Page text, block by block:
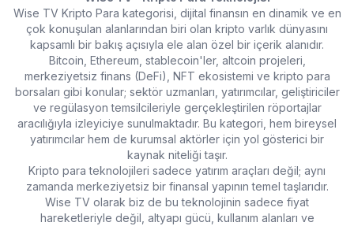
Wise TV Kripto Para kategorisi, dijital finansın en dinamik ve en
çok konuşulan alanlarından biri olan kripto varlık dünyasını
kapsamlı bir bakış açısıyla ele alan özel bir içerik alanıdır.
Bitcoin, Ethereum, stablecoin'ler, altcoin projeleri,
merkeziyetsiz finans (DeFi), NFT ekosistemi ve kripto para
borsaları gibi konular; sektör uzmanları, yatırımcılar, geliştiriciler
ve regülasyon temsilcileriyle gerçekleştirilen röportajlar
aracılığıyla izleyiciye sunulmaktadır. Bu kategori, hem bireysel
yatırımcılar hem de kurumsal aktörler için yol gösterici bir
kaynak niteliği taşır.
Kripto para teknolojileri sadece yatırım araçları değil; aynı
zamanda merkeziyetsiz bir finansal yapının temel taşlarıdır.
Wise TV olarak biz de bu teknolojinin sadece fiyat
hareketleriyle değil, altyapı gücü, kullanım alanları ve